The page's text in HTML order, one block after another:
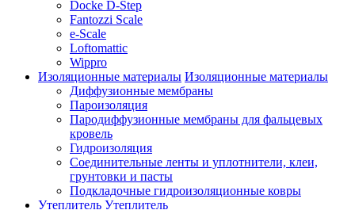
Docke D-Step
Fantozzi Scale
e-Scale
Loftomattic
Wippro
Изоляционные материалы Изоляционные материалы
Диффузионные мембраны
Пароизоляция
Пародиффузионные мембраны для фальцевых
кровель
Гидроизоляция
Соединительные ленты и уплотнители, клеи,
грунтовки и пасты
Подкладочные гидроизоляционные ковры
Утеплитель Утеплитель